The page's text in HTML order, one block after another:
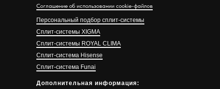
Дополнительная информация:
Персональный подбор сплит-системы
Сплит-системы XIGMA
Сплит-системы ROYAL CLIMA
Сплит-система Hisense
Сплит-система Funai
Соглашение об использовании cookie-файлов